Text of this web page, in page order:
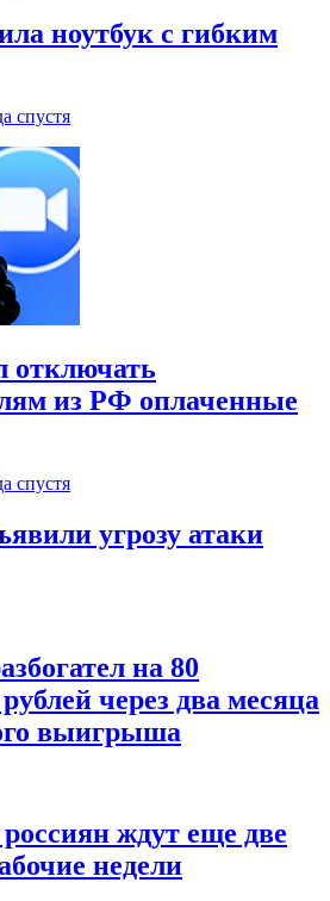
ноутбук с гибким
спустя
отключать
из РФ оплаченные
спустя
угрозу атаки
на 80
через два месяца
выигрыша
россиян ждут еще две
недели